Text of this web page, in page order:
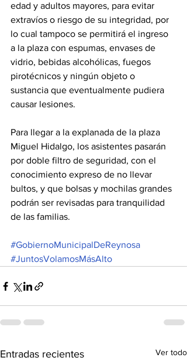
edad y adultos mayores, para evitar
extravíos o riesgo de su integridad, por
lo cual tampoco se permitirá el ingreso
a la plaza con espumas, envases de
vidrio, bebidas alcohólicas, fuegos
pirotécnicos y ningún objeto o
sustancia que eventualmente pudiera
causar lesiones.
Para llegar a la explanada de la plaza
Miguel Hidalgo, los asistentes pasarán
por doble filtro de seguridad, con el
conocimiento expreso de no llevar
bultos, y que bolsas y mochilas grandes
podrán ser revisadas para tranquilidad
de las familias.
#GobiernoMunicipalDeReynosa
#JuntosVolamosMásAlto
Entradas recientes Ver todo